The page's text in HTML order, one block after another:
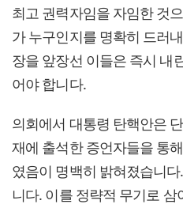
최고 권력자임을 자임한 것
가 누구인지를 명확히 드러
장을 앞장선 이들은 즉시 내
어야 합니다.
의회에서 대통령 탄핵안은
재에 출석한 증언자들을 통
였음이 명백히 밝혀졌습니
니다. 이를 정략적 무기로